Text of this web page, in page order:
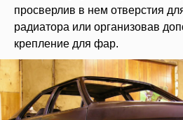
просверлив в нем отверстия
радиатора или организовав
крепление для фар.